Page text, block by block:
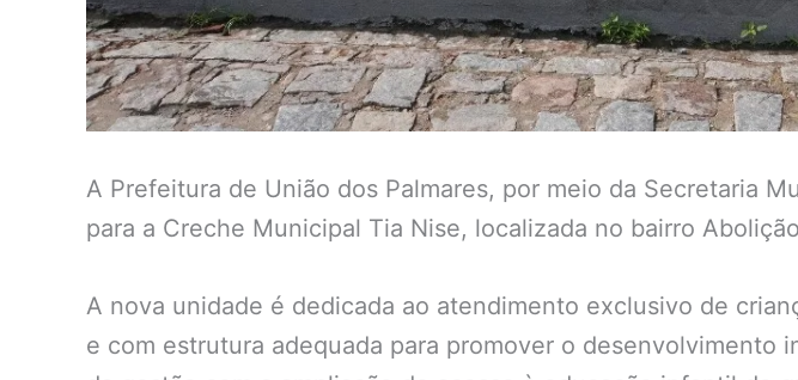
A Prefeitura de União dos Palmares, por meio da Secretaria
para a Creche Municipal Tia Nise, localizada no bairro
A nova unidade é dedicada ao atendimento exclusivo de
e com estrutura adequada para promover o